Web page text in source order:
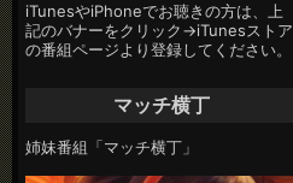
iTunesやiPhoneでお聴きの方は、上
記のバナーをクリック→iTunesストア
の番組ページより登録してください。
マッチ横丁
姉妹番組「マッチ横丁」